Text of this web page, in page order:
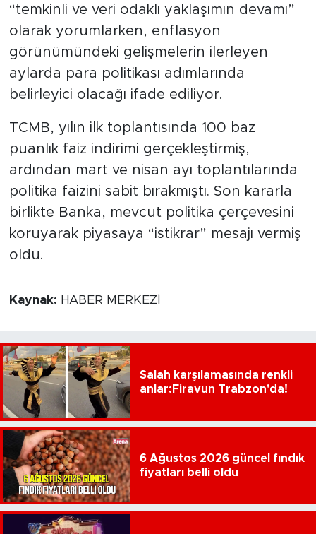
“temkinli ve veri odaklı yaklaşımın devamı”
olarak yorumlarken, enflasyon
görünümündeki gelişmelerin ilerleyen
aylarda para politikası adımlarında
belirleyici olacağı ifade ediliyor.
TCMB, yılın ilk toplantısında 100 baz
puanlık faiz indirimi gerçekleştirmiş,
ardından mart ve nisan ayı toplantılarında
politika faizini sabit bırakmıştı. Son kararla
birlikte Banka, mevcut politika çerçevesini
koruyarak piyasaya “istikrar” mesajı vermiş
oldu.
Kaynak: HABER MERKEZİ
Salah karşılamasında renkli
anlar:Firavun Trabzon'da!
6 Ağustos 2026 güncel fındık
fiyatları belli oldu